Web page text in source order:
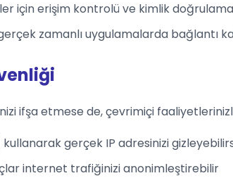
için erişim kontrolü ve kimlik
zamanlı uygulamalarda bağlantı
ifşa etmese de, çevrimiçi
kullanarak gerçek IP adresinizi
internet trafiğinizi anonimleştirebilir